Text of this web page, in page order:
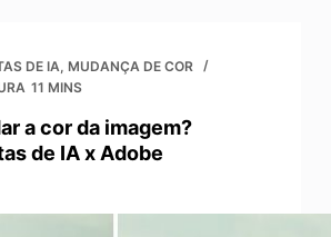
DE IA, MUDANÇA DE COR
11 MINS
a cor da imagem?
de IA x Adobe